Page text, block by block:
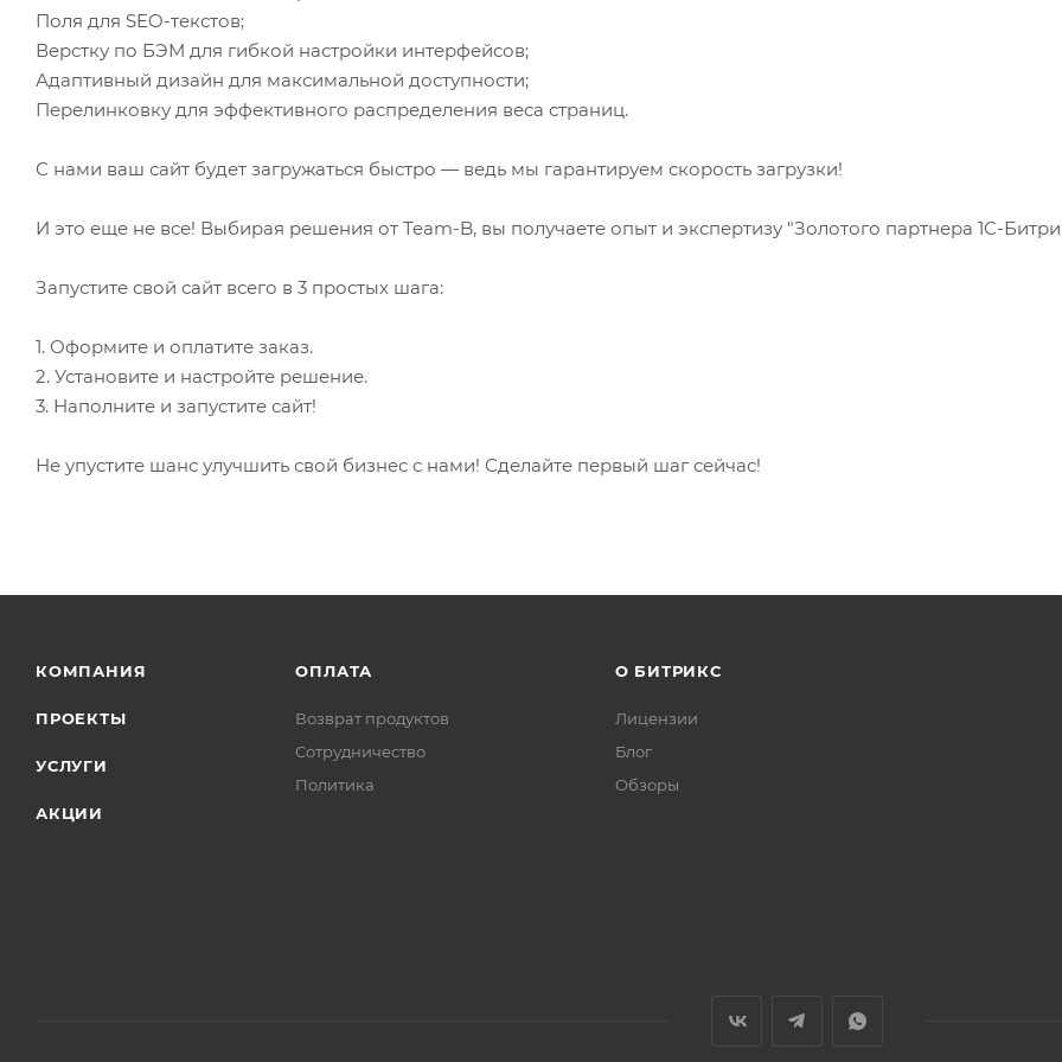
Поля для SEO-текстов;
Верстку по БЭМ для гибкой настройки интерфейсов;
Адаптивный дизайн для максимальной доступности;
Перелинковку для эффективного распределения веса страниц.
С нами ваш сайт будет загружаться быстро — ведь мы гарантируем скорость загрузки!
И это еще не все! Выбирая решения от Team-B, вы получаете опыт и экспертизу "Золотого партнера 1С-
Запустите свой сайт всего в 3 простых шага:
1. Оформите и оплатите заказ.
2. Установите и настройте решение.
3. Наполните и запустите сайт!
Не упустите шанс улучшить свой бизнес с нами! Сделайте первый шаг сейчас!
КОМПАНИЯ
ПРОЕКТЫ
УСЛУГИ
АКЦИИ
ОПЛАТА
Возврат продуктов
Сотрудничество
Политика
О БИТРИКС
Лицензии
Блог
Обзоры